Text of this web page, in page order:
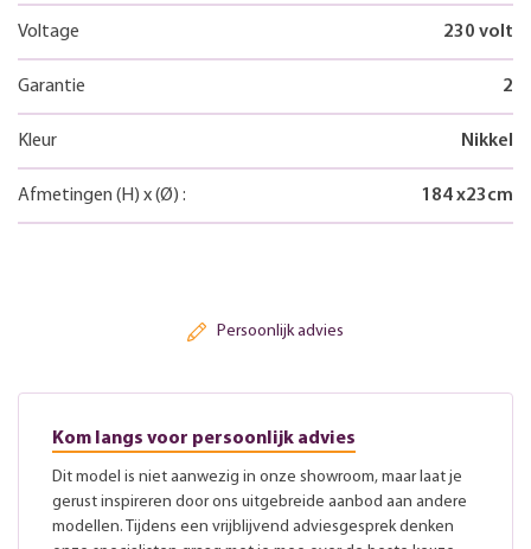
Voltage 230 volt
Garantie 2
Kleur Nikkel
Afmetingen (H) x(Ø) : 184x23cm
Persoonlijk advies
Kom langs voor persoonlijk advies
Dit model is niet aanwezig in onze showroom, maar laat je
gerust inspireren door ons uitgebreide aanbod aan andere
modellen. Tijdens een vrijblijvend adviesgesprek denken